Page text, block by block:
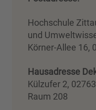
Hochschule
und
Körner-Allee 16,
Hausadresse
Külzufer 2,
Raum 208